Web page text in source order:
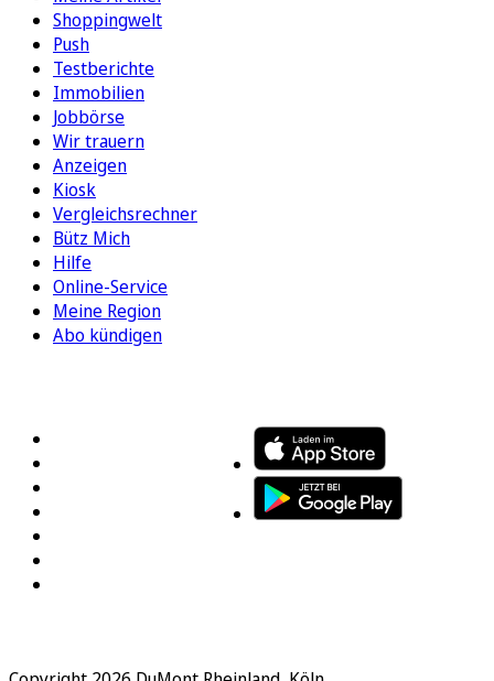
Shoppingwelt
Push
Testberichte
Immobilien
Jobbörse
Wir trauern
Anzeigen
Kiosk
Vergleichsrechner
Bütz Mich
Hilfe
Online-Service
Meine Region
Abo kündigen